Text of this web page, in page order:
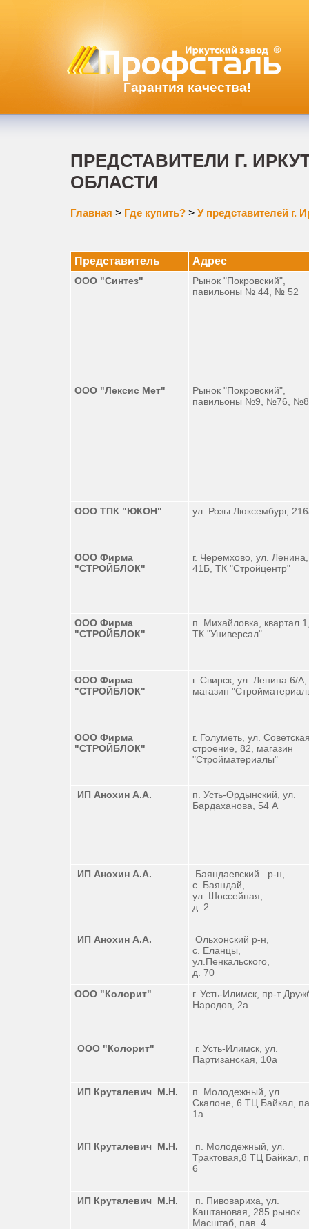
Гарантия качества!
ПРЕДСТАВИТЕЛИ Г.
ОБЛАСТИ
Главная > Где купить?> У представителей г.
Представитель Адрес
ООО "Синтез"
Рынок "Покровский",
павильоны № 44, № 52
ООО "Лексис Мет"
Рынок "Покровский",
павильоны №9, №76,
ООО ТПК "ЮКОН" ул. Розы Люксембург,
ООО Фирма
"СТРОЙБЛОК"
г. Черемхово, ул. Ленина,
41Б, ТК "Стройцентр"
ООО Фирма
"СТРОЙБЛОК"
п. Михайловка, квартал
ТК "Универсал"
ООО Фирма
"СТРОЙБЛОК"
г. Свирск, ул. Ленина 6/А,
магазин
ООО Фирма
"СТРОЙБЛОК"
г. Голуметь, ул.
строение, 82, магазин
"Стройматериалы"
ИП Анохин А.А.
п. Усть-Ордынский, ул.
Бардаханова, 54 А
ИП Анохин А.А.
Баяндаевский р-н,
с. Баяндай,
ул. Шоссейная,
д. 2
ИП Анохин А.А.
Ольхонский р-н,
с. Еланцы,
ул.Пенкальского,
д. 70
ООО "Колорит"
г. Усть-Илимск, пр-т
Народов, 2а
ООО "Колорит"
г. Усть-Илимск, ул.
Партизанская, 10а
ИП Круталевич М.Н.
п. Молодежный, ул.
Скалоне, 6 ТЦ Байкал,
1а
ИП Круталевич М.Н.
п. Молодежный, ул.
Трактовая,8 ТЦ Байкал,
6
ИП Круталевич М.Н.
п. Пивовариха, ул.
Каштановая, 285 рынок
Масштаб, пав. 4